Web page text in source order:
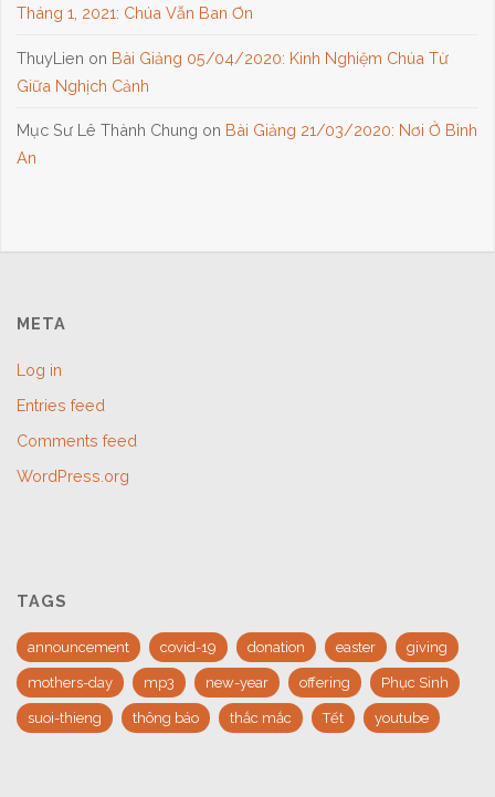
Tháng 1, 2021: Chúa Vẫn Ban Ơn
ThuyLien on Bài Giảng 05/04/2020: Kinh Nghiệm Chúa Từ
Giữa Nghịch Cảnh
Mục Sư Lê Thành Chung on Bài Giảng 21/03/2020: Nơi Ở Bình
An
META
Log in
Entries feed
Comments feed
WordPress.org
TAGS
announcement covid-19 donation easter giving
mothers-day mp3 new-year offering Phục Sinh
suoi-thieng thông báo thắc mắc Tết youtube